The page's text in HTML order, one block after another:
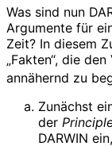
Was sind nun
Argumente für
Zeit? In diesem
„Fakten“, die
annähernd zu
Zunächst
der
DARWIN